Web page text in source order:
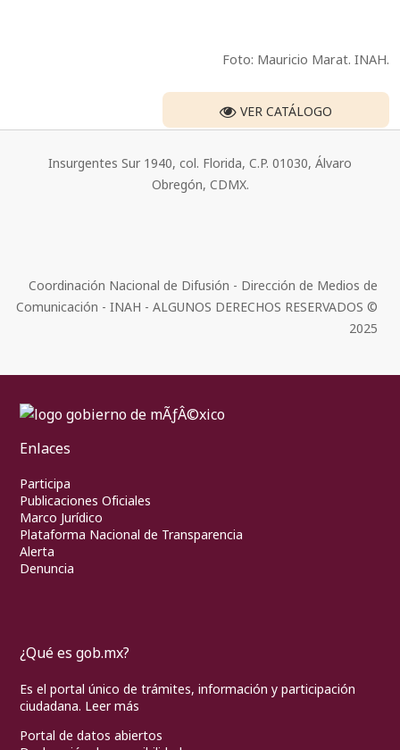
Foto: Mauricio Marat. INAH.
VER CATÁLOGO
Insurgentes Sur 1940, col. Florida, C.P. 01030, Álvaro
Obregón, CDMX.
Coordinación Nacional de Difusión - Dirección de Medios de
Comunicación - INAH - ALGUNOS DERECHOS RESERVADOS ©
2025
Enlaces
Participa
Publicaciones Oficiales
Marco Jurídico
Plataforma Nacional de Transparencia
Alerta
Denuncia
¿Qué es gob.mx?
Es el portal único de trámites, información y participación
ciudadana. Leer más
Portal de datos abiertos